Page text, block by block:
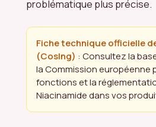
problématique plus précise.
Fiche technique officielle
(CosIng) : Consultez la
la Commission européenne
fonctions et la
Niacinamide dans vos